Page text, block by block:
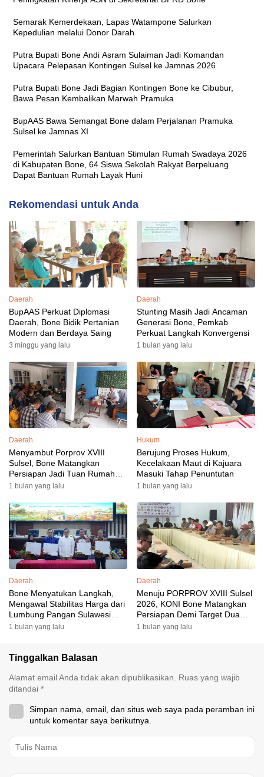
Semarak Kemerdekaan, Lapas Watampone Salurkan
Kepedulian melalui Donor Darah
Putra Bupati Bone Andi Asram Sulaiman Jadi Komandan
Upacara Pelepasan Kontingen Sulsel ke Jamnas 2026
Putra Bupati Bone Jadi Bagian Kontingen Bone ke Cibubur,
Bawa Pesan Kembalikan Marwah Pramuka
BupAAS Bawa Semangat Bone dalam Perjalanan Pramuka
Sulsel ke Jamnas XI
Pemerintah Salurkan Bantuan Stimulan Rumah Swadaya 2026
di Kabupaten Bone, 64 Siswa Sekolah Rakyat Berpeluang
Dapat Bantuan Rumah Layak Huni
Rekomendasi untuk Anda
Daerah
BupAAS Perkuat Diplomasi
Daerah, Bone Bidik Pertanian
Modern dan Berdaya Saing
3 minggu yang lalu
Daerah
Stunting Masih Jadi Ancaman
Generasi Bone, Pemkab
Perkuat Langkah Konvergensi
1 bulan yang lalu
Daerah
Menyambut Porprov XVIII
Sulsel, Bone Matangkan
Persiapan Jadi Tuan Rumah
yang Berkesan: Wakil Bupati
Targetkan Venue dan
Akomodasi Rampung
1 bulan yang lalu
Hukum
Berujung Proses Hukum,
Kecelakaan Maut di Kajuara
Masuki Tahap Penuntutan
1 bulan yang lalu
Daerah
Bone Menyatukan Langkah,
Mengawal Stabilitas Harga dari
Lumbung Pangan Sulawesi
Selatan
1 bulan yang lalu
Daerah
Menuju PORPROV XVIII Sulsel
2026, KONI Bone Matangkan
Persiapan Demi Target Dua
Besar
1 bulan yang lalu
Tinggalkan Balasan
Alamat email Anda tidak akan dipublikasikan.
Ruas yang wajib
ditandai *
Simpan nama, email, dan situs web saya pada peramban ini
untuk komentar saya berikutnya.